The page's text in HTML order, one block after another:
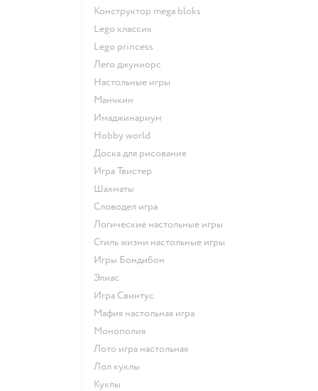
Конструктор mega bloks
Lego классик
Lego princess
Лего джуниорс
Настольные игры
Манчкин
Имаджинариум
Hobby world
Доска для рисования
Игра Твистер
Шахматы
Словодел игра
Логические настольные игры
Стиль жизни настольные игры
Игры Бондибон
Элиас
Игра Свинтус
Мафия настольная игра
Монополия
Лото игра настольная
Лол куклы
Куклы